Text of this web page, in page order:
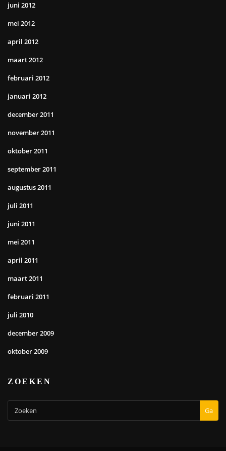
juni 2012
mei 2012
april 2012
maart 2012
februari 2012
januari 2012
december 2011
november 2011
oktober 2011
september 2011
augustus 2011
juli 2011
juni 2011
mei 2011
april 2011
maart 2011
februari 2011
juli 2010
december 2009
oktober 2009
ZOEKEN
Ga